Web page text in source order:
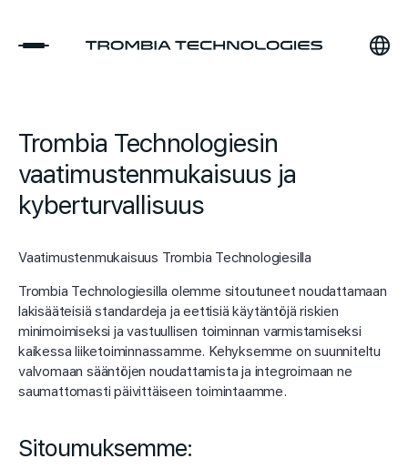
Trombia Technologiesin
vaatimustenmukaisuus ja
kyberturvallisuus
Vaatimustenmukaisuus Trombia Technologiesilla
Trombia Technologiesilla olemme sitoutuneet noudattamaan
lakisääteisiä standardeja ja eettisiä käytäntöjä riskien
minimoimiseksi ja vastuullisen toiminnan varmistamiseksi
kaikessa liiketoiminnassamme. Kehyksemme on suunniteltu
valvomaan sääntöjen noudattamista ja integroimaan ne
saumattomasti päivittäiseen toimintaamme.
Sitoumuksemme: